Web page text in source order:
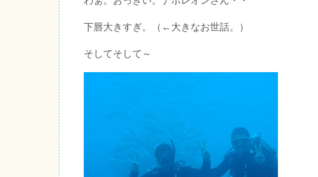
下唇大きすぎ。（←大きなお世話。）
そしてそして～